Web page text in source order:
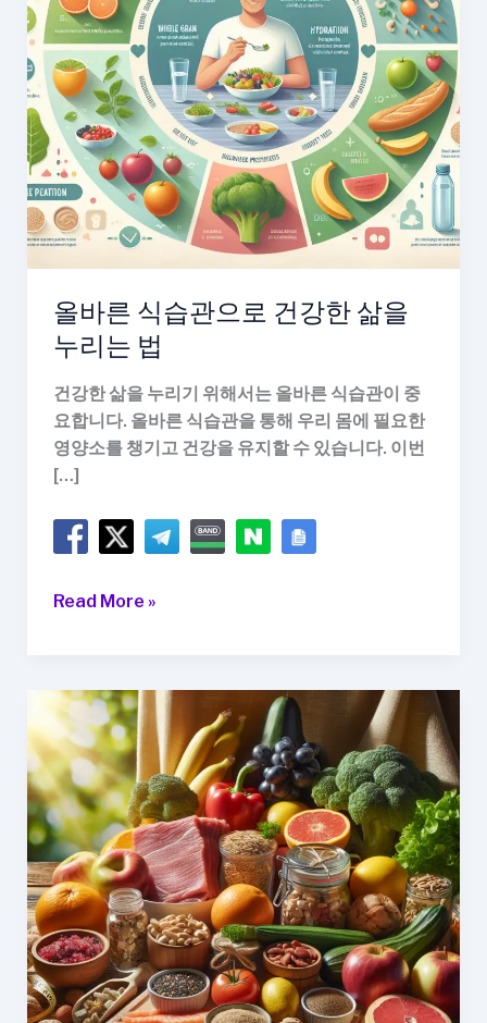
올바른 식습관으로 건강한 삶을
누리는 법
건강한 삶을 누리기 위해서는 올바른 식습관이 중
요합니다. 올바른 식습관을 통해 우리 몸에 필요한
영양소를 챙기고 건강을 유지할 수 있습니다. 이번
[…]
올
습
관
으
로
건
강
한
삶
을
누
리
는
Read More »